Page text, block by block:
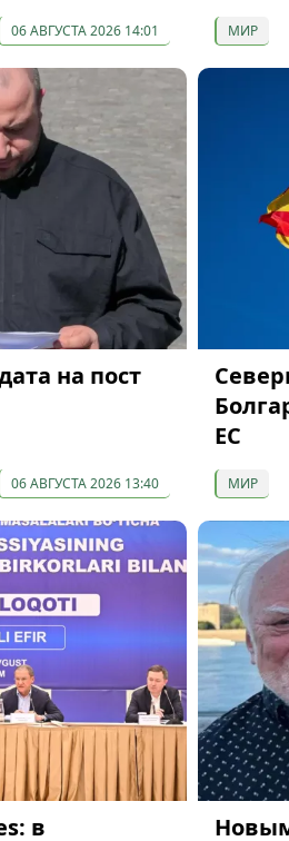
06 АВГУСТА 2026 14:01 МИР
на пост
06 АВГУСТА 2026 13:40
ЕС
МИР
в